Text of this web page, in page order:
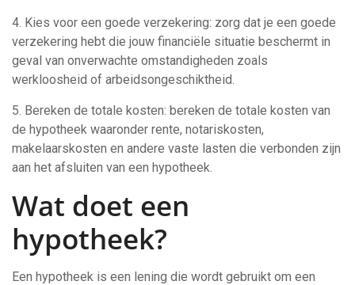
4. Kies voor een goede verzekering: zorg dat je een goede
verzekering hebt die jouw financiële situatie beschermt in
geval van onverwachte omstandigheden zoals
werkloosheid of arbeidsongeschiktheid.
5. Bereken de totale kosten: bereken de totale kosten van
de hypotheek waaronder rente, notariskosten,
makelaarskosten en andere vaste lasten die verbonden zijn
aan het afsluiten van een hypotheek.
Wat doet een
hypotheek?
Een hypotheek is een lening die wordt gebruikt om een